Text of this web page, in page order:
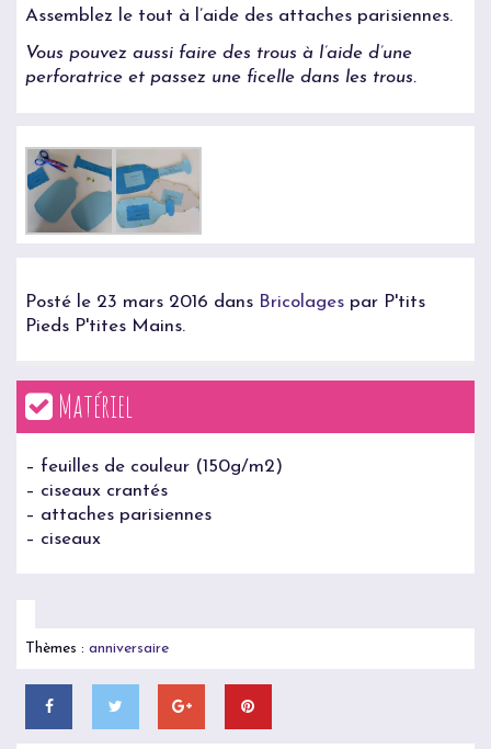
Assemblez le tout à l’aide des attaches parisiennes.
Vous pouvez aussi faire des trous à l’aide d’une
perforatrice et passez une ficelle dans les trous.
Posté le 23 mars 2016 dans Bricolages par P'tits
Pieds P'tites Mains.
Matériel
– feuilles de couleur (150g/m2)
– ciseaux crantés
– attaches parisiennes
– ciseaux
Thèmes :anniversaire